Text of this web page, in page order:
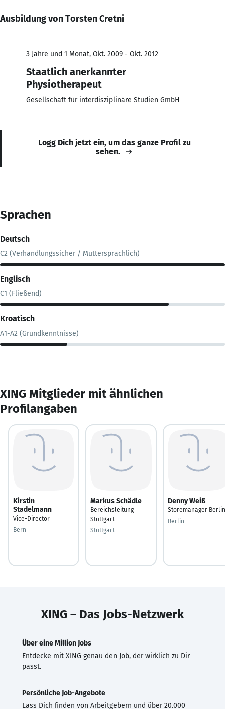
Ausbildung von Torsten Cretni
3 Jahre und 1 Monat, Okt. 2009 - Okt. 2012
Staatlich anerkannter
Physiotherapeut
Gesellschaft für interdisziplinäre Studien GmbH
Logg Dich jetzt ein, um das ganze Profil zu
sehen.
Sprachen
Deutsch
C2 (Verhandlungssicher / Muttersprachlich)
Englisch
C1 (Fließend)
Kroatisch
A1-A2 (Grundkenntnisse)
XING Mitglieder mit ähnlichen
Profilangaben
Kirstin
Stadelmann
Vice-Director
Bern
Markus Schädle
Bereichsleitung
Stuttgart
Stuttgart
Denny Weiß
Storemanager Berlin
Berlin
XING – Das Jobs-Netzwerk
Über eine Million Jobs
Entdecke mit XING genau den Job, der wirklich zu Dir
passt.
Persönliche Job-Angebote
Lass Dich finden von Arbeitgebern und über 20.000